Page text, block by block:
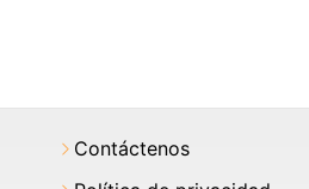
Contáctenos